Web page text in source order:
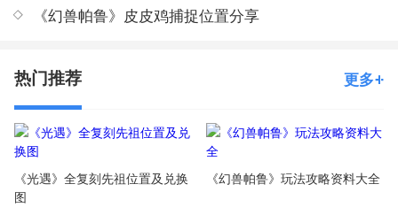
《幻兽帕鲁》皮皮鸡捕捉位置分享
热门推荐 更多
《光遇》全复刻先祖位置及兑换
图
《幻兽帕鲁》玩法攻略资料大全